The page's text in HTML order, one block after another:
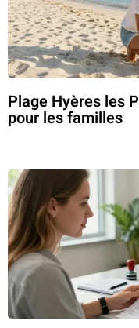
Plage Hyères les
pour les familles